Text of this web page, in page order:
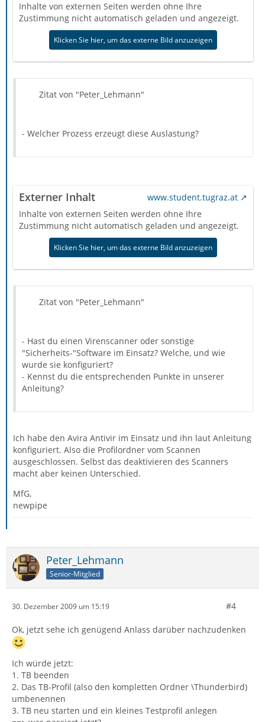
Inhalte von externen Seiten werden ohne Ihre
Zustimmung nicht automatisch geladen und angezeigt.
Klicken Sie hier, um das externe Bild anzuzeigen
Zitat von "Peter_Lehmann"
- Welcher Prozess erzeugt diese Auslastung?
Externer Inhalt
www.student.tugraz.at
Inhalte von externen Seiten werden ohne Ihre
Zustimmung nicht automatisch geladen und angezeigt.
Klicken Sie hier, um das externe Bild anzuzeigen
Zitat von "Peter_Lehmann"
- Hast du einen Virenscanner oder sonstige
"Sicherheits-"Software im Einsatz? Welche, und wie
wurde sie konfiguriert?
- Kennst du die entsprechenden Punkte in unserer
Anleitung?
Ich habe den Avira Antivir im Einsatz und ihn laut Anleitung
konfiguriert. Also die Profilordner vom Scannen
ausgeschlossen. Selbst das deaktivieren des Scanners
macht aber keinen Unterschied.
MfG,
newpipe
Peter_Lehmann
Senior-Mitglied
30. Dezember 2009 um 15:19 #4
Ok, jetzt sehe ich genügend Anlass darüber nachzudenken
Ich würde jetzt:
1. TB beenden
2. Das TB-Profil (also den kompletten Ordner \Thunderbird)
umbenennen
3. TB neu starten und ein kleines Testprofil anlegen